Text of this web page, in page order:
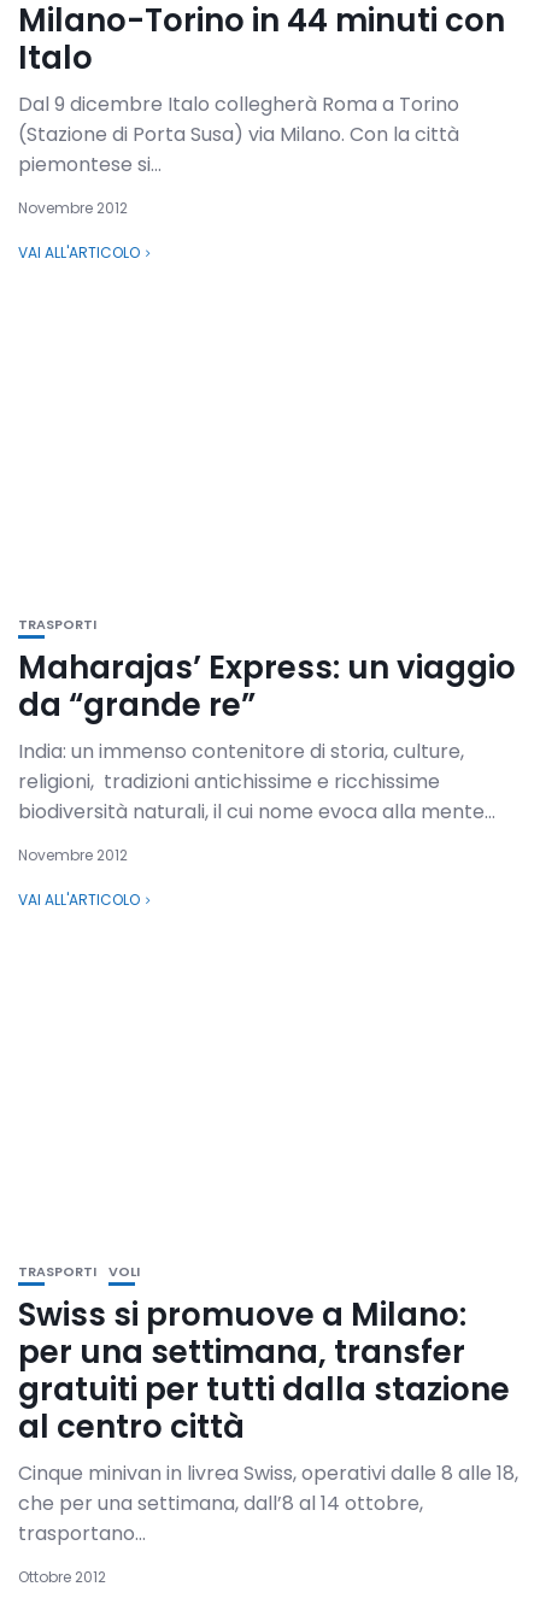
Milano-Torino in 44 minuti con
Italo
Dal 9 dicembre Italo collegherà Roma a Torino
(Stazione di Porta Susa) via Milano. Con la città
piemontese si...
Novembre 2012
VAI ALL'ARTICOLO
TRASPORTI
Maharajas’ Express: un viaggio
da “grande re”
India: un immenso contenitore di storia, culture,
religioni, tradizioni antichissime e ricchissime
biodiversità naturali, il cui nome evoca alla mente...
Novembre 2012
VAI ALL'ARTICOLO
TRASPORTI VOLI
Swiss si promuove a Milano:
per una settimana, transfer
gratuiti per tutti dalla stazione
al centro città
Cinque minivan in livrea Swiss, operativi dalle 8 alle 18,
che per una settimana, dall’8 al 14 ottobre,
trasportano...
Ottobre 2012